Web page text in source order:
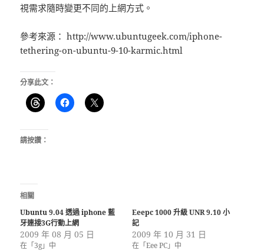
視需求隨時變更不同的上網方式。
參考來源： http://www.ubuntugeek.com/iphone-
tethering-on-ubuntu-9-10-karmic.html
分享此文：
請按讚：
相關
Ubuntu 9.04 透過 iphone 藍
牙連接3G行動上網
2009 年 08 月 05 日
在「3g」中
Eeepc 1000 升級 UNR 9.10 小
記
2009 年 10 月 31 日
在「Eee PC」中